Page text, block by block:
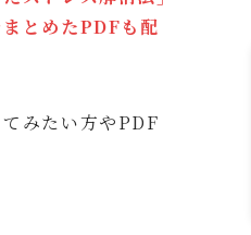
とめたPDFも配
みたい方やPDF